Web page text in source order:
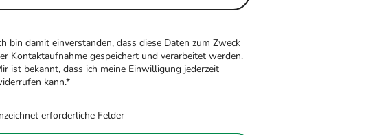
bin damit einverstanden, dass diese Daten zum Zweck
Kontaktaufnahme gespeichert und verarbeitet werden.
ist bekannt, dass ich meine Einwilligung jederzeit
kann.*
erforderliche Felder